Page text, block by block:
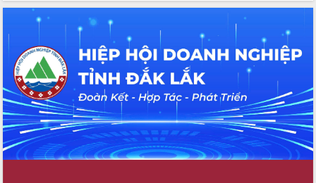
nhất, Quốc hội khóa XVI
Quyết liệt cải cách hành chính, khơi
thông nguồn lực phát triển
Nâng cao hiệu lực, hiệu quả HĐND
tỉnh thông qua hiện đại hóa hành chính
Xã Ea Phê gắn cải cách hành chính với
chuyển đổi số
Phó Chủ tịch Thường trực UBND tỉnh
Hồ Thị Nguyên Thảo làm việc tại Trung
tâm Phục vụ hành chính công xã Ea
Phê